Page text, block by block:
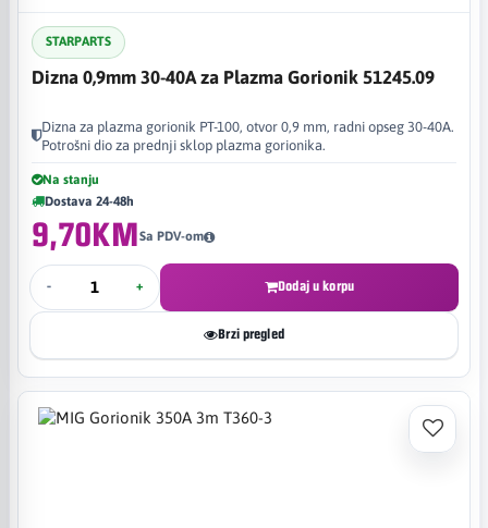
STARPARTS
Dizna 0,9mm 30-40A za Plazma Gorionik 51245.09
Dizna za plazma gorionik PT-100, otvor 0,9 mm, radni opseg 30-40A.
Potrošni dio za prednji sklop plazma gorionika.
Na stanju
Dostava 24-48h
9,70KMSa PDV-om
- + Dodaj u korpu
Brzi pregled